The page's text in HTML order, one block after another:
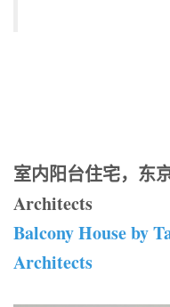
室内阳台住宅，东
Architects
Balcony House by
Architects